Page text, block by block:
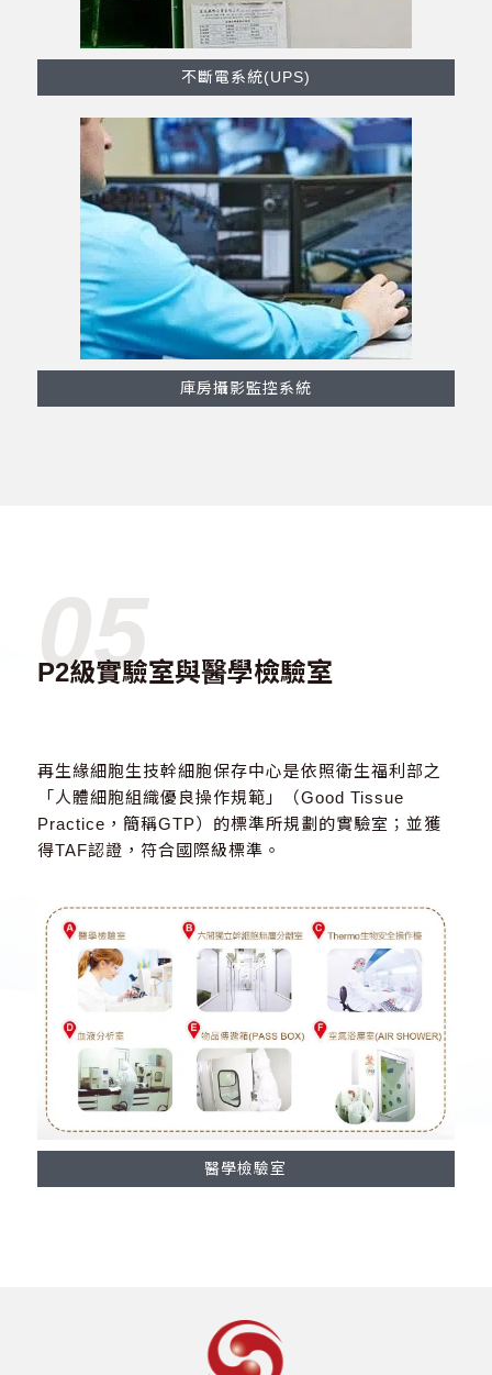
不斷電系統(UPS)
庫房攝影監控系統
05
P2級實驗室與醫學檢驗室
再生緣細胞生技幹細胞保存中心是依照衛生福利部之
「人體細胞組織優良操作規範」（Good Tissue
Practice，簡稱GTP）的標準所規劃的實驗室；並獲
得TAF認證，符合國際級標準。
醫學檢驗室